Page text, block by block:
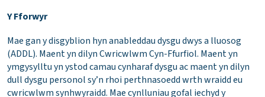
Y Fforwyr
Mae gan y disgyblion hyn anableddau dysgu dwys a lluosog
(ADDL). Maent yn dilyn Cwricwlwm Cyn-Ffurfiol. Maent yn
ymgysylltu yn ystod camau cynharaf dysgu ac maent yn dilyn
dull dysgu personol sy’n rhoi perthnasoedd wrth wraidd eu
cwricwlwm synhwyraidd. Mae cynlluniau gofal iechyd y